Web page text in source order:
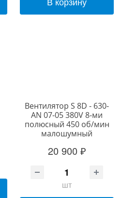
Вентилятор S 8D - 630-
AN 07-05 380V 8-ми
полюсный 450 об/мин
малошумный
20 900 ₽
шт